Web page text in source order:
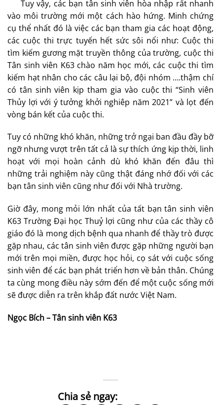
Tuy vậy, các bạn tân sinh viên hòa nhập rất nhanh
vào môi trường mới một cách hào hứng. Minh chứng
cụ thể nhất đó là việc các bạn tham gia các hoạt động,
các cuộc thi trực tuyến hết sức sôi nổi như: Cuộc thi
tìm kiếm gương mặt truyền thông của trường, cuộc thi
Tân sinh viên K63 chào năm học mới, các cuộc thi tìm
kiếm hạt nhân cho các câu lại bộ, đội nhóm ….thậm chí
có tân sinh viên kịp tham gia vào cuộc thi “Sinh viên
Thủy lợi với ý tưởng khởi nghiêp năm 2021” và lọt đến
vòng bán kết của cuộc thi.
Tuy có những khó khăn, những trở ngại ban đầu đầy bỡ
ngỡ nhưng vượt trên tất cả là sự thích ứng kịp thời, linh
hoạt với mọi hoàn cảnh dù khó khăn đến đâu thì
những trải nghiệm này cũng thật đáng nhớ đối với các
bạn tân sinh viên cũng như đối với Nhà trường.
Giờ đây, mong mỏi lớn nhất của tất bạn tân sinh viên
K63 Trường Đại học Thuỷ lợi cũng như của các thầy cô
giáo đó là mong dịch bệnh qua nhanh để thầy trò được
gặp nhau, các tân sinh viên được gặp những người bạn
mới trên mọi miền, được học hỏi, cọ sát với cuộc sống
sinh viên để các bạn phát triển hơn về bản thân. Chúng
ta cùng mong điều này sớm đến để một cuộc sống mới
sẽ được diễn ra trên khắp đất nước Việt Nam.
Ngọc Bích – Tân sinh viên K63